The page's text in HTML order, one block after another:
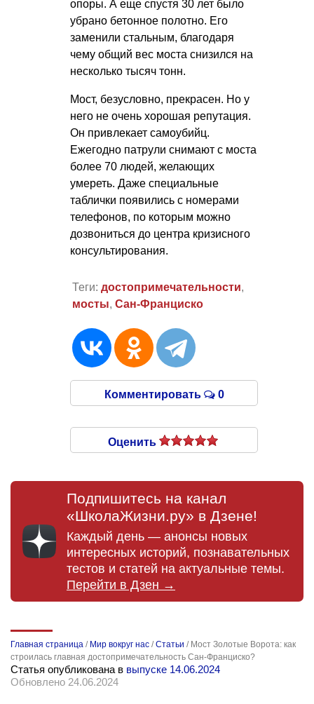
опоры. А еще спустя 30 лет было
убрано бетонное полотно. Его
заменили стальным, благодаря
чему общий вес моста снизился на
несколько тысяч тонн.
Мост, безусловно, прекрасен. Но у
него не очень хорошая репутация.
Он привлекает самоубийц.
Ежегодно патрули снимают с моста
более 70 людей, желающих
умереть. Даже специальные
таблички появились с номерами
телефонов, по которым можно
дозвониться до центра кризисного
консультирования.
Теги: достопримечательности,
мосты, Сан-Франциско
Комментировать 0
Оценить
Подпишитесь на канал
«ШколаЖизни.ру» в Дзене!
Каждый день — анонсы новых
интересных историй, познавательных
тестов и статей на актуальные темы.
Перейти в Дзен →
Главная страница / Мир вокруг нас /Статьи / Мост Золотые Ворота: как
строилась главная достопримечательность Сан-Франциско?
Статья опубликована в выпуске 14.06.2024
Обновлено 24.06.2024